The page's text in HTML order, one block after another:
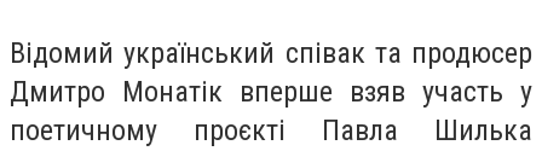
Відомий український співак та продюсер
Дмитро Монатік вперше взяв участь у
поетичному проєкті Павла Шилька